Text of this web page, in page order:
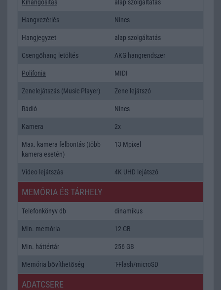
Kihangositás alap szolgáltatás
Hangvezérlés Nincs
Hangjegyzet alap szolgáltatás
Csengőhang letöltés AKG hangrendszer
Polifonia MIDI
Zenelejátszás (Music Player) Zene lejátszó
Rádió Nincs
Kamera 2x
Max. kamera felbontás (több
kamera esetén)
13 Mpixel
Video lejátszás 4K UHD lejátszó
MEMÓRIA ÉS TÁRHELY
Telefonkönyv db dinamikus
Min. memória 12 GB
Min. háttértár 256 GB
Memória bővíthetőség T-Flash/microSD
ADATCSERE